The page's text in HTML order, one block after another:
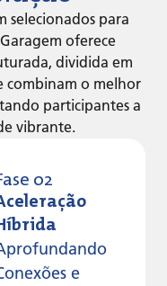
selecionados para
oferece
dividida em
combinam o melhor
participantes a
vibrante.
02
e